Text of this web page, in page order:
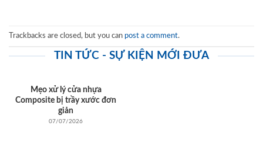
Trackbacks are closed, but you can post a comment.
TIN TỨC - SỰ KIỆN MỚI ĐƯA
Mẹo xử lý cửa nhựa
Composite bị trầy xước đơn
giản
07/07/2026